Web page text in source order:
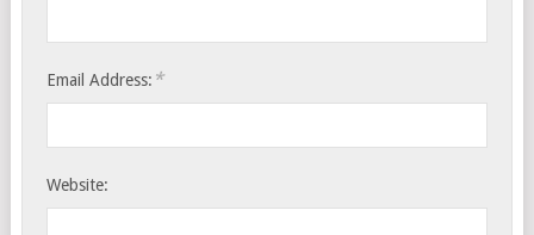
Email Address: *
Website: